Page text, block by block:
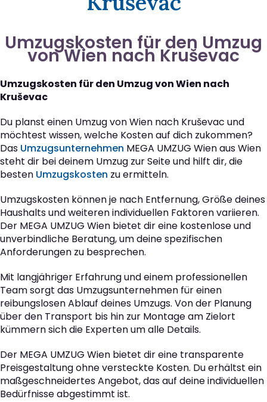
Umzugskosten für den Umzug
von Wien nach Kruševac
Umzugskosten für den Umzug von Wien nach
Kruševac
Du planst einen Umzug von Wien nach Kruševac und
möchtest wissen, welche Kosten auf dich zukommen?
Das Umzugsunternehmen MEGA UMZUG Wien aus Wien
steht dir bei deinem Umzug zur Seite und hilft dir, die
besten Umzugskosten zu ermitteln.
Umzugskosten können je nach Entfernung, Größe deines
Haushalts und weiteren individuellen Faktoren variieren.
Der MEGA UMZUG Wien bietet dir eine kostenlose und
unverbindliche Beratung, um deine spezifischen
Anforderungen zu besprechen.
Mit langjähriger Erfahrung und einem professionellen
Team sorgt das Umzugsunternehmen für einen
reibungslosen Ablauf deines Umzugs. Von der Planung
über den Transport bis hin zur Montage am Zielort
kümmern sich die Experten um alle Details.
Der MEGA UMZUG Wien bietet dir eine transparente
Preisgestaltung ohne versteckte Kosten. Du erhältst ein
maßgeschneidertes Angebot, das auf deine individuellen
Bedürfnisse abgestimmt ist.